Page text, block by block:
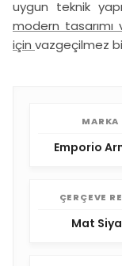
uygun teknik
modern
için vazgeçilmez
MARKA
Emporio
ÇERÇEVE
Mat